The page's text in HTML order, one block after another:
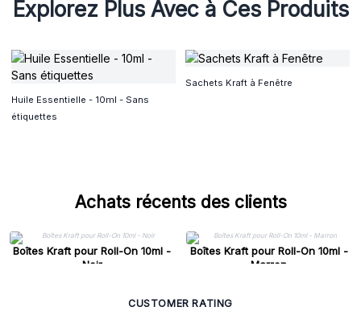
Explorez Plus Avec à Ces Produits
Huile Essentielle - 10ml - Sans
étiquettes
Sachets Kraft à Fenêtre
Achats récents des clients
Boîtes Kraft pour Roll-On 10ml -
Noir
Boîtes Kraft pour Roll-On 10ml -
Marron
CUSTOMER RATING